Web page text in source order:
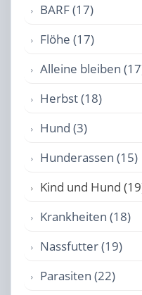
BARF (17)
Flöhe (17)
Alleine bleiben
Herbst (18)
Hund (3)
Hunderassen (15)
Kind und Hund
Krankheiten (18)
Nassfutter (19)
Parasiten (22)